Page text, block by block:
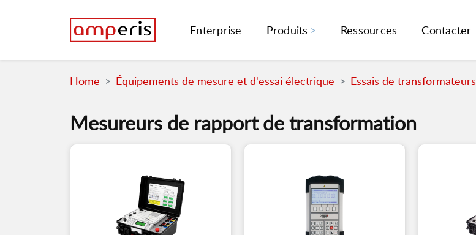
Enterprise Produits Ressources Contacter
Home Équipements de mesure et d'essai électrique Essais de transformateurs
Mesureurs de rapport de transformation